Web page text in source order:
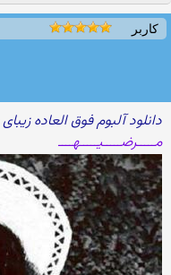
کاربر
دانلود آلبوم فوق العاده زیبای
مـــــرضـــــیـــــهــــ